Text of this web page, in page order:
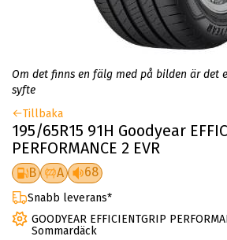
Om det finns en fälg med på bilden är det
syfte
Tillbaka
195/65R15 91H Goodyear
PERFORMANCE 2 EVR
B A 68
Snabb leverans*
GOODYEAR EFFICIENTGRIP
Sommardäck